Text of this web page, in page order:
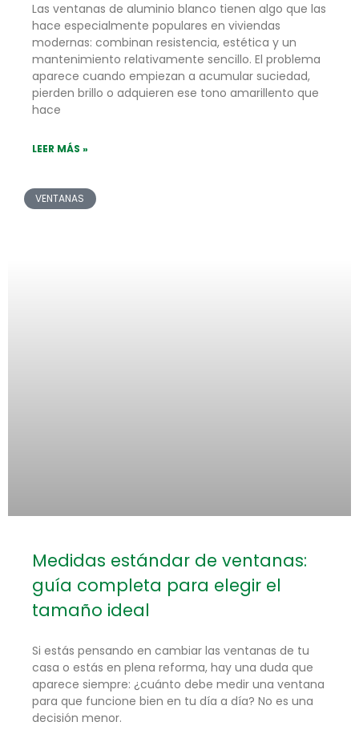
Las ventanas de aluminio blanco tienen algo que las
hace especialmente populares en viviendas
modernas: combinan resistencia, estética y un
mantenimiento relativamente sencillo. El problema
aparece cuando empiezan a acumular suciedad,
pierden brillo o adquieren ese tono amarillento que
hace
LEER MÁS »
VENTANAS
Medidas estándar de ventanas:
guía completa para elegir el
tamaño ideal
Si estás pensando en cambiar las ventanas de tu
casa o estás en plena reforma, hay una duda que
aparece siempre: ¿cuánto debe medir una ventana
para que funcione bien en tu día a día? No es una
decisión menor.